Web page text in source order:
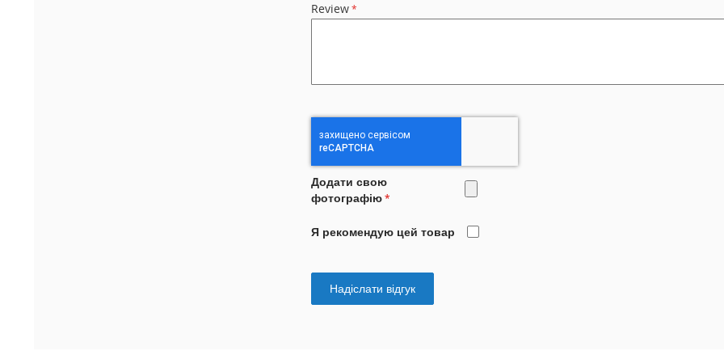
Review
Додати свою
фотографію
Я рекомендую цей товар
Надіслати відгук